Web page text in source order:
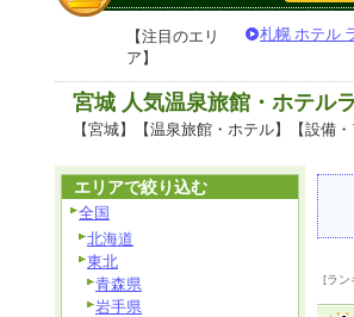
【注目のエリ
ア】
札幌 ホテル
宮城 人気温泉旅館・ホテル
【宮城】【温泉旅館・ホテル】【設備
[ラン
エリアで絞り込む
全国
北海道
東北
青森県
岩手県